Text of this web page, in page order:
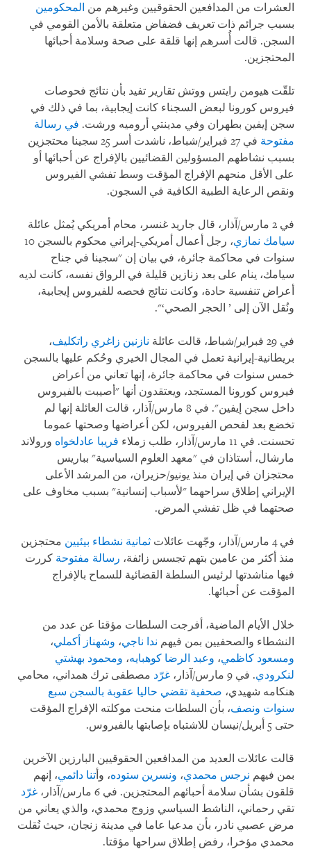
العشرات من المدافعين الحقوقيين وغيرهم من المحكومين
بسبب جرائم ذات تعريف فضفاض متعلقة بالأمن القومي في
السجن. قالت أُسرهم إنها قلقة على صحة وسلامة أحبائها
المحتجزين.
تلقّت هيومن رايتس ووتش تقارير تفيد بأن نتائج فحوصات
فيروس كورونا لبعض السجناء كانت إيجابية، بما في ذلك في
سجن إيفين بطهران وفي مدينتي أروميه ورشت. في رسالة
مفتوحة
في 27 فبراير/شباط، ناشدت أسر 25 سجينا محتجزين
بسبب نشاطهم المسؤولين القضائيين بالإفراج عن أحبائها أو
على الأقل منحهم الإفراج المؤقت وسط تفشي الفيروس
ونقص الرعاية الطبية الكافية في السجون.
في 2 مارس/آذار، قال جاريد غنسر، محام أمريكي يُمثل عائلة
سيامك نمازي
، رجل أعمال أمريكي-إيراني محكوم بالسجن 10
سنوات في محاكمة جائرة، في بيان إن "سجينا في جناح
سيامك، ينام على بعد زنازين قليلة في الرواق نفسه، كانت لديه
أعراض تنفسية حادة، وكانت نتائج فحصه للفيروس إيجابية،
ونُقل الآن إلى ’ الحجر الصحي‘".
في 29 فبراير/شباط، قالت عائلة نازنين زاغري راتكليف،
بريطانية-إيرانية تعمل في المجال الخيري وحُكم عليها بالسجن
خمس سنوات في محاكمة جائرة، إنها تعاني من أعراض
فيروس كورونا المستجد، ويعتقدون أنها "أصيبت بالفيروس
داخل سجن إيفين". في 8 مارس/آذار، قالت العائلة إنها لم
تخضع بعد لفحص الفيروس، لكن أعراضها وصحتها عموما
تحسنت. في 11 مارس/آذار، طلب زملاء
فریبا عادلخواه ورولاند
مارشال، أستاذان في "معهد العلوم السياسية" بباريس
محتجزان في إيران منذ يونيو/حزيران، من المرشد الأعلى
الإيراني إطلاق سراحهما "لأسباب إنسانية" بسبب مخاوف على
صحتهما في ظل تفشي المرض.
في 4 مارس/آذار، وجّهت عائلات ثمانية نشطاء بيئيين محتجزين
منذ أكثر من عامين بتهم تجسس زائفة، رسالة مفتوحة كررت
فيها مناشدتها لرئيس السلطة القضائية للسماح بالإفراج
المؤقت عن أحبائها.
خلال الأيام الماضية، أفرجت السلطات مؤقتا عن عدد من
النشطاء والصحفيين بمن فيهم ندا ناجي، وشهناز أكملي،
ومسعود كاظمي، وعبد الرضا كوهبايه، ومحمود بهشتي
لنكرودي. في 9 مارس/آذار، غرّد مصطفى ترك همداني، محامي
هنكامه شهيدي، صحفية تقضي حاليا عقوبة بالسجن سبع
سنوات ونصف، بأن السلطات منحت موكلته الإفراج المؤقت
حتى 5 أبريل/نيسان للاشتباه بإصابتها بالفيروس.
قالت عائلات العديد من المدافعين الحقوقيين البارزين الآخرين
بمن فيهم نرجس محمدي، ونسرين ستوده، وأ تنا دائمي، إنهم
قلقون بشأن سلامة أحبائهم المحتجزين. في 6 مارس/آذار،
غرّد
تقي رحماني، الناشط السياسي وزوج محمدي، والذي يعاني من
مرض عصبي نادر، بأن مدعيا عاما في مدينة زنجان، حيث نُقلت
محمدي مؤخرا، رفض إطلاق سراحها مؤقتا.